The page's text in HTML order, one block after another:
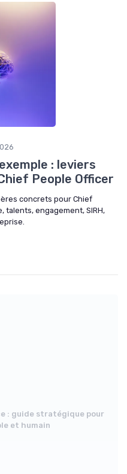
: leviers
People Officer
concrets pour Chief
talents, engagement, SIRH,
: guide stratégique pour
et humain